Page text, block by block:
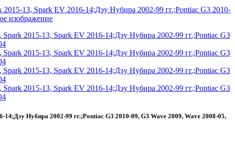
Нубира 2002-99 гг.;Pontiac G3 2010-09, G3 Wave 2009, Wave 2008-05,